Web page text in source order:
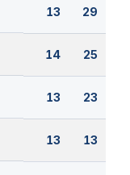
13 29
14 25
13 23
13 13